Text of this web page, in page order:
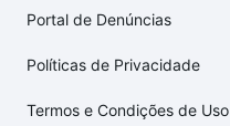
Portal de Denúncias
Políticas de Privacidade
Termos e Condições de Uso